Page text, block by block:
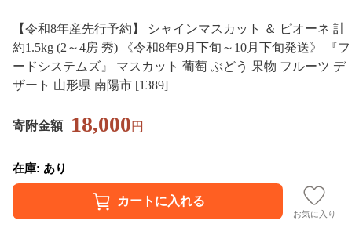
【令和8年産先行予約】 シャインマスカット ＆ ピオーネ 計
約1.5kg (2～4房 秀) 《令和8年9月下旬～10月下旬発送》 『フ
ードシステムズ』 マスカット 葡萄 ぶどう 果物 フルーツ デ
ザート 山形県 南陽市 [1389]
寄附金額 18,000円
在庫: あり
お気に入り